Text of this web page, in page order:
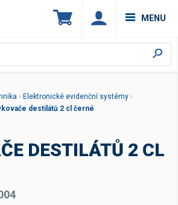
MENU
› Elektronické evidenční systémy ›
destilátů 2 cl černé
DESTILÁTŮ 2 CL